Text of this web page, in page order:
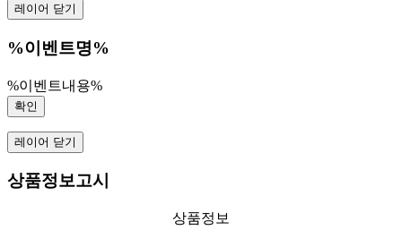
레이어 닫기
%이벤트명%
%이벤트내용%
확인
레이어 닫기
상품정보고시
상품정보